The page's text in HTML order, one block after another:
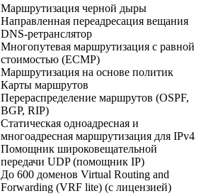
Маршрутизация черной дыры
Направленная переадресация вещания
DNS-ретранслятор
Многопутевая маршрутизация с равной
стоимостью (ECMP)
Маршрутизация на основе политик
Карты маршрутов
Перераспределение маршрутов (OSPF,
BGP, RIP)
Статическая одноадресная и
многоадресная маршрутизация для IPv4
Помощник широковещательной
передачи UDP (помощник IP)
До 600 доменов Virtual Routing and
Forwarding (VRF lite) (с лицензией)